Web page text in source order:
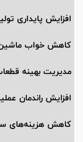
افزایش پایداری
کاهش خواب
مدیریت بهینه
افزایش راندمان
کاهش هزینه‌های